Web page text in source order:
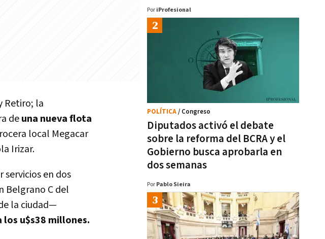
Retiro; la
deuna nueva flota
local Megacar
Irizar.
en dos
Belgrano C del
la ciudad—
u$s38 millones.
Por iProfesional
Diputados activó el debate
sobre la reforma del BCRA y el
Gobierno busca aprobarla en
dos semanas
POLÍTICA/ Congreso
Por Pablo Sieira